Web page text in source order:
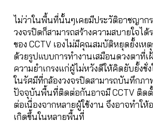
ไม่ว่าในพื้นที่นั้นๆเคยมีประวัติอาชญากร
วงจรปิดก็สามารถสร้างความสบายใจไ
ของ CCTV เองไม่มีคุณสมบัติหยุดยั้งเห
ด้วยรูปแบบการทำงานเสมือนดวงตาที่เ
ความยำเกรงแก่ผู้ไม่หวังดีให้คิดยับยั้งชั่ง
ในรัศมีที่กล้องวงจรปิดสามารถบันทึกภา
ปัจจุบันพื้นที่ติดต่อกันอาจมี CCTV ติดตั้
ต่อเนื่องจากหลายผู้ใช้งาน จึงอาจทำให้
เกิดขึ้นในหลายพื้นที่